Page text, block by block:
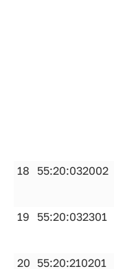
18
55:20:032002
19
55:20:032301
20 55:20:210201